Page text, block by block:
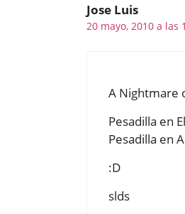
Jose Luis
20 mayo, 2010 a las
A Nightmare
Pesadilla en
Pesadilla en
:D
slds